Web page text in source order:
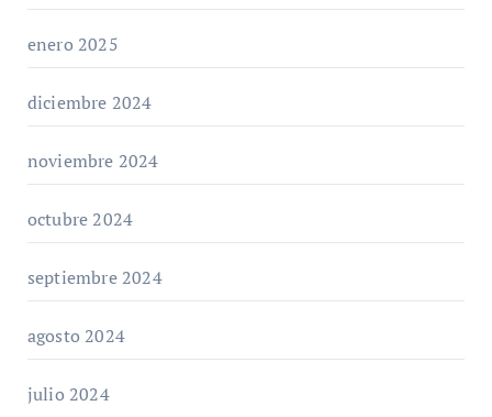
enero 2025
diciembre 2024
noviembre 2024
octubre 2024
septiembre 2024
agosto 2024
julio 2024